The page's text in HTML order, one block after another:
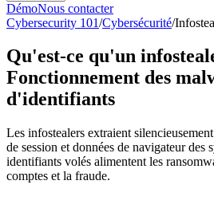
DémoNous contacter
Cybersecurity 101/Cybersécurité/
Qu'est-ce qu'un
Fonctionnement des
d'identifiants
Les infostealers extraient
de session et données de navigateur des
identifiants volés alimentent les
comptes et la fraude.